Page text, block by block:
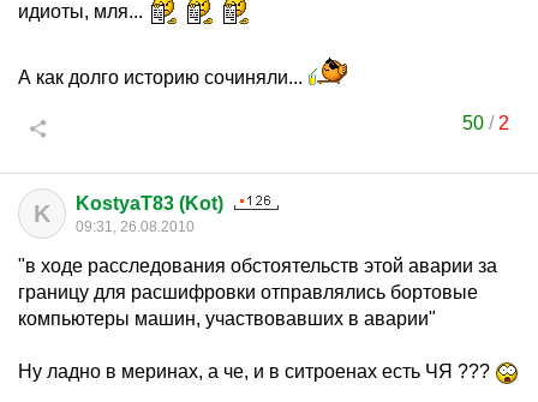
идиоты, мля...
А как долго историю сочиняли...
50 / 2
K KostyaT83 (Kot)
09:31, 26.08.2010
"в ходе расследования обстоятельств этой аварии за
границу для расшифровки отправлялись бортовые
компьютеры машин, участвовавших в аварии"
Ну ладно в меринах, а че, и в ситроенах есть ЧЯ ???